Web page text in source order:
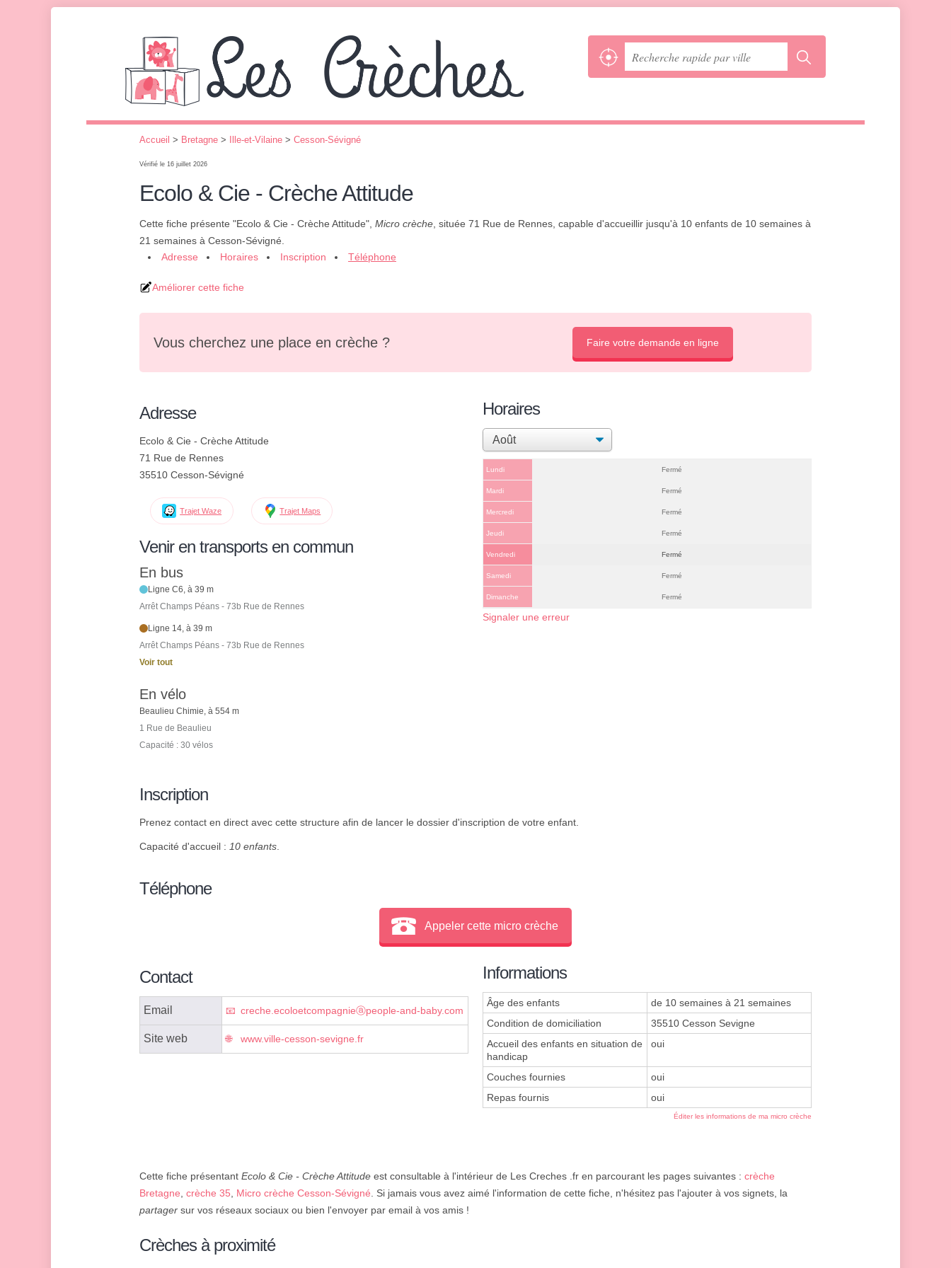
Accueil > Bretagne > Ille-et-Vilaine > Cesson-Sévigné
Vérifié le 16 juillet 2026
Ecolo & Cie - Crèche Attitude
Cette fiche présente "Ecolo & Cie - Crèche Attitude", Micro crèche , située 71 Rue de Rennes, capable d'accueillir jusqu'à 10 enfants de 10 semaines à
21 semaines à Cesson-Sévigné.
Adresse
Horaires Inscription Téléphone
Améliorer cette fiche
Vous cherchez une place en crèche ? Faire votre demande en ligne
Adresse
Ecolo & Cie - Crèche Attitude
71 Rue de Rennes
35510 Cesson-Sévigné
Trajet Waze Trajet Maps
Venir en transports en commun
En bus
Ligne C6, à 39 m
Arrêt Champs Péans - 73b Rue de Rennes
Ligne 14, à 39 m
Arrêt Champs Péans - 73b Rue de Rennes
Voir tout
En vélo
Beaulieu Chimie, à 554 m
1 Rue de Beaulieu
Capacité : 30 vélos
Horaires
Lundi Fermé
Mardi Fermé
Mercredi Fermé
Jeudi Fermé
Vendredi Fermé
Samedi Fermé
Dimanche Fermé
Signaler une erreur
Inscription
Prenez contact en direct avec cette structure afin de lancer le dossier d'inscription de votre enfant.
Capacité d'accueil : 10 enfants.
Téléphone
Appeler cette micro crèche
Contact
Email creche.ecoloetcompagnieⓐpeople-and-baby.com
Site web www.ville-cesson-sevigne.fr
Informations
Âge des enfants
de 10 semaines à 21 semaines
Condition de domiciliation
35510 Cesson Sevigne
Accueil des enfants en situation de
handicap
oui
Couches fournies
oui
Repas fournis
oui
Éditer les informations de ma micro crèche
Cette fiche présentant Ecolo & Cie - Crèche Attitude est consultable à l'intérieur de Les Creches .fr en parcourant les pages suivantes : crèche
Bretagne, crèche 35, Micro crèche Cesson-Sévigné. Si jamais vous avez aimé l'information de cette fiche, n'hésitez pas l'ajouter à vos signets, la
partager sur vos réseaux sociaux ou bien l'envoyer par email à vos amis !
Crèches à proximité